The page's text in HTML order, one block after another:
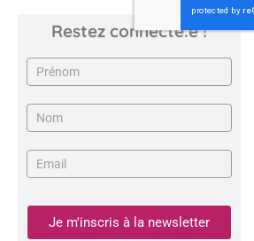
Restez connecté.e !
Je m'inscris à la newsletter